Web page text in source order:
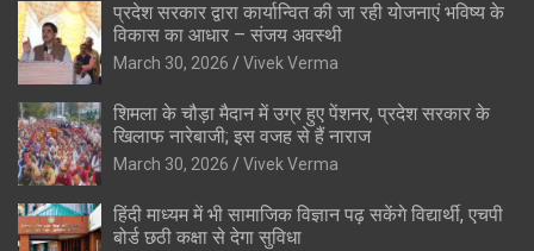
प्रदेश सरकार द्वारा कार्यान्वित की जा रही योजनाएं भविष्य के
विकास का आधार – संजय अवस्थी
March 30, 2026 Vivek Verma
शिमला के चौड़ा मैदान में उग्र हुए पेंशनर, प्रदेश सरकार के
खिलाफ नारेबाजी; इस वजह से हैं नाराज
March 30, 2026 Vivek Verma
हिंदी माध्यम में भी सामाजिक विज्ञान पढ़ सकेंगे विद्यार्थी, एचपी
बोर्ड छठी कक्षा से देगा सुविधा